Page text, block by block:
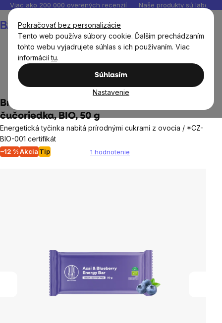
Pokračovať bez personalizácie
Tento web používa súbory cookie. Ďalším prechádzaním
tohto webu vyjadrujete súhlas s ich používaním. Viac
informáciítu.
Súhlasím
Nastavenie
Prejsť
obsah
Viac ako 200 000 overených recenzií Naše produkty sú
košík
Sladké snacky a slané krekry
cookies
BrainMax Pure® Energy Bar, acai a
čučoriedka, BIO, 50 g
Energetická tyčinka nabitá prírodnými cukrami z ovocia / *CZ-
BIO-001 certifikát
–12 %Akcia Tip
Priemerné
1 hodnotenie